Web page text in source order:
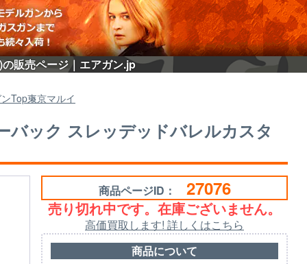
販売ページ｜エアガン.jp
Top東京マルイ
バック スレッデッドバレルカスタ
商品ページID： 27076
売り切れ中です。在庫ございません。
高価買取します! 詳しくはこちら
商品について